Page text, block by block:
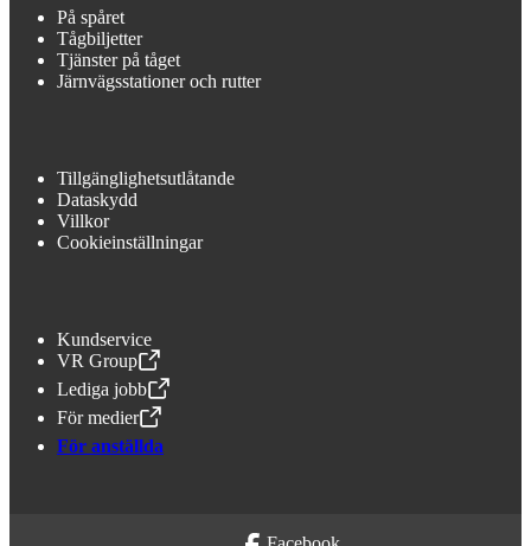
På spåret
Tågbiljetter
Tjänster på tåget
Järnvägsstationer och rutter
Tillgänglighetsutlåtande
Dataskydd
Villkor
Cookieinställningar
Kundservice
VR Group
,Öppnas i en ny flik
Lediga jobb
,Öppnas i en ny flik
För medier
,Öppnas i en ny flik
För anställda